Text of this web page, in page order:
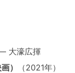
大濠広揮
）
（2021年）